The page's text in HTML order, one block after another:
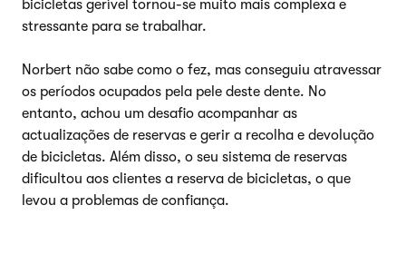
bicicletas gerível tornou-se muito mais complexa e
stressante para se trabalhar.
Norbert não sabe como o fez, mas conseguiu atravessar
os períodos ocupados pela pele deste dente. No
entanto, achou um desafio acompanhar as
actualizações de reservas e gerir a recolha e devolução
de bicicletas. Além disso, o seu sistema de reservas
dificultou aos clientes a reserva de bicicletas, o que
levou a problemas de confiança.